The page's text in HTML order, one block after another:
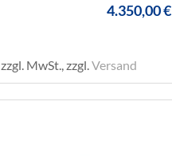
4.350,00 €
zzgl. MwSt., zzgl.Versand